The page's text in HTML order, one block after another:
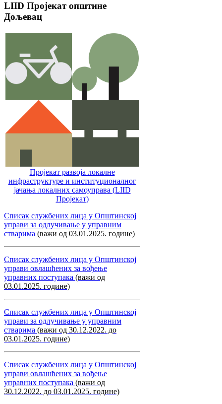
LIID Пројекат општине
Дољевац
Пројекат развоја локалне
инфраструктуре и институционалног
јачања локалних самоуправa (LIID
Пројекат)
Списак службених лица у Општинској
управи за одлучивање у управним
стварима (важи од 03.01.2025. године)
Списак службених лица у Општинској
управи овлашћених за вођење
управних поступака (важи од
03.01.2025. године)
Списак службених лица у Општинској
управи за одлучивање у управним
стварима (важи од 30.12.2022. до
03.01.2025. године)
Списак службених лица у Општинској
управи овлашћених за вођење
управних поступака (важи од
30.12.2022. до 03.01.2025. године)